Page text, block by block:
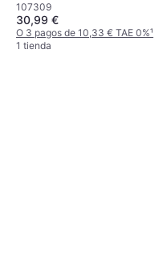
amarillo
107309
30,99 €
O 3 pagos de 10,33 € TAE 0%¹
1 tienda